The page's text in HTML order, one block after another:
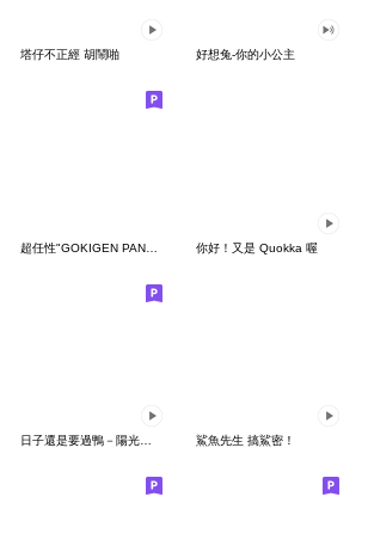
塔仔不正經 胡鬧啪 好想兔-你的小公主
你好！又是 Quokka 喔
鯊魚先生 搞鯊密！